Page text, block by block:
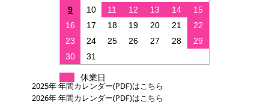
9
10 11 12 13 14
15
16
17 18 19 20 21
22
23
24 25 26 27 28
29
30
31
休業日
2025年 年間カレンダー(PDF)はこちら
2026年 年間カレンダー(PDF)はこちら